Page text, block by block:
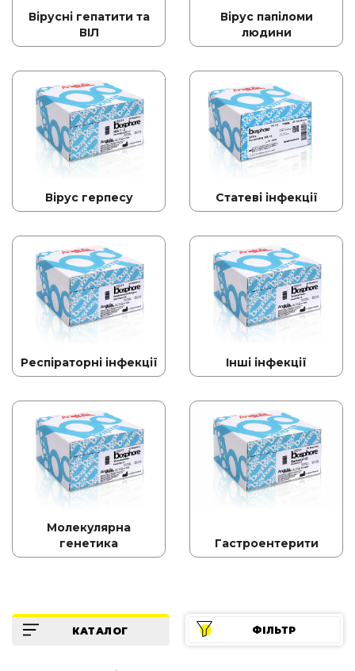
Вірусні гепатити та
ВІЛ
Вірус папіломи
людини
Вірус герпесу Статеві інфекції
Респіраторні інфекції Інші інфекції
Молекулярна
генетика
Гастроентерити
КАТАЛОГ ФІЛЬТР